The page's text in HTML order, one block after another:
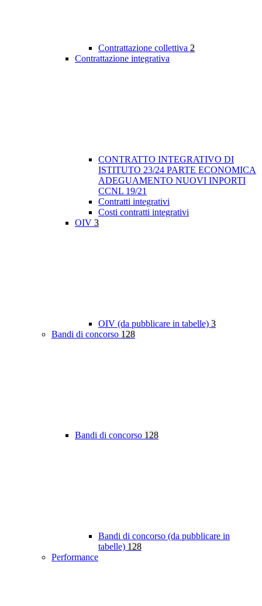
Contrattazione collettiva 2
Contrattazione integrativa
CONTRATTO INTEGRATIVO DI
ISTITUTO 23/24 PARTE ECONOMICA
ADEGUAMENTO NUOVI INPORTI
CCNL 19/21
Contratti integrativi
Costi contratti integrativi
OIV 3
OIV (da pubblicare in tabelle) 3
Bandi di concorso 128
Bandi di concorso 128
Bandi di concorso (da pubblicare in
tabelle) 128
Performance